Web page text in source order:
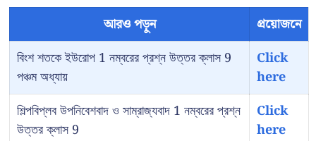
আরও পড়ুন
প্রয়োজনে
বিংশ শতকে ইউরোপ 1 নম্বরের প্রশ্ন উত্তর ক্লাস 9
পঞ্চম অধ্যায়
Click
here
শিল্পবিপ্লব উপনিবেশবাদ ও সাম্রাজ্যবাদ 1 নম্বরের প্রশ্ন
উত্তর ক্লাস 9
Click
here